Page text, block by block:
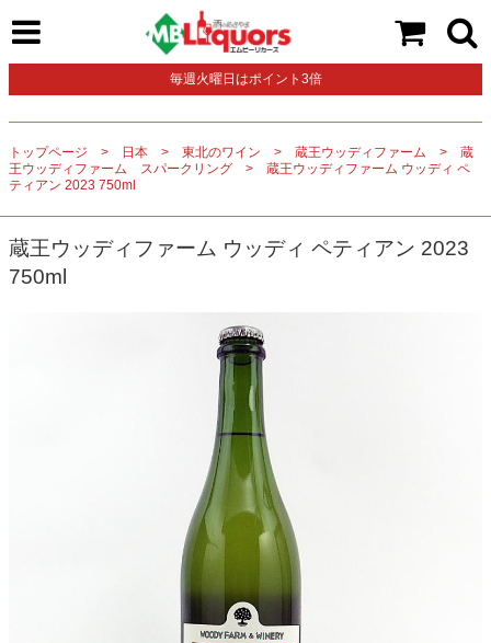
毎週火曜日はポイント3倍
トップページ 日本 東北のワイン 蔵王ウッディファーム
蔵
王ウッディファーム スパークリング
蔵王ウッディファーム ウッディ ペ
ティアン 2023 750ml
蔵王ウッディファーム ウッディ ペティアン 2023
750ml